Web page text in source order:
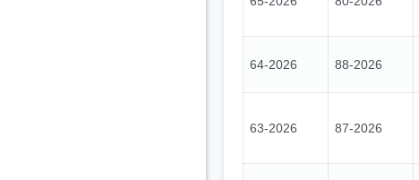
64-2026 88-2026
63-2026 87-2026